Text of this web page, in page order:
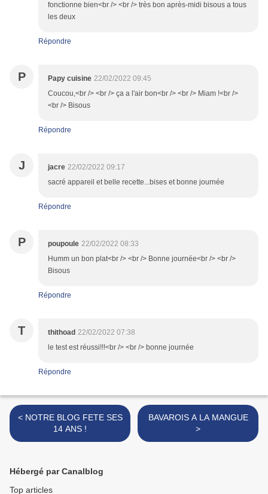
fonctionne bien<br /> <br /> très bon après-midi bisous a tous
les deux
Répondre
P Papy cuisine 22/02/2022 09:45
Coucou,<br /> <br /> ça a l'air bon<br /> <br /> Miam !<br />
<br /> Bisous
Répondre
J jacre 22/02/2022 09:17
sacré appareil et belle recette...bises et bonne journée
Répondre
P poupoule 22/02/2022 08:33
Humm un bon plat<br /> <br /> Bonne journée<br /> <br />
Bisous
Répondre
T thithoad 22/02/2022 07:38
le test est réussi!!!<br /> <br /> bonne journée
Répondre
< NOTRE BLOG FETE SES
14 ANS !
BAVAROIS A LA MANGUE
>
Hébergé par Canalblog
Top articles